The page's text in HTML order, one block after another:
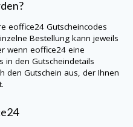
eoffice24 Gutscheincodes
Bestellung kann jeweils
wenn eoffice24 eine
in den Gutscheindetails
den Gutschein aus, der Ihnen